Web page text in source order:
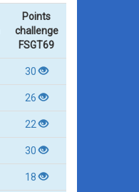
Points
challenge
FSGT69
30
26
22
30
18